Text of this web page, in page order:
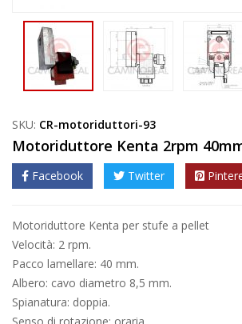
SKU: CR-motoriduttori-93
Motoriduttore Kenta 2rpm
Facebook Twitter
Motoriduttore Kenta per stufe a pellet
Velocità: 2 rpm.
Pacco lamellare: 40 mm.
Albero: cavo diametro 8,5 mm.
Spianatura: doppia.